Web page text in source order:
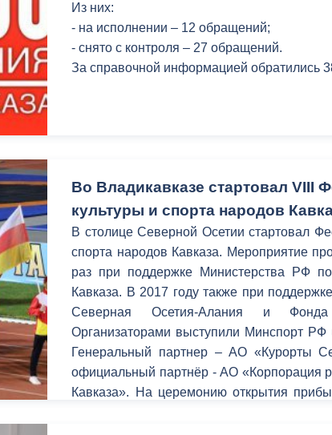
Из них:
- на исполнении – 12 обращений;
- снято с контроля – 27 обращений.
За справочной информацией обратились
Во Владикавказе стартовал VIII
культуры и спорта народов
В столице Северной Осетии стартовал
спорта народов Кавказа. Мероприятие
раз при поддержке Министерства РФ
Кавказа. В 2017 году также при
Северная Осетия-Алания и Фонда
Организаторами выступили Минспорт
Генеральный партнер – АО «Курорты
официальный партнёр - АО «Корпорация
Кавказа». На церемонию открытия